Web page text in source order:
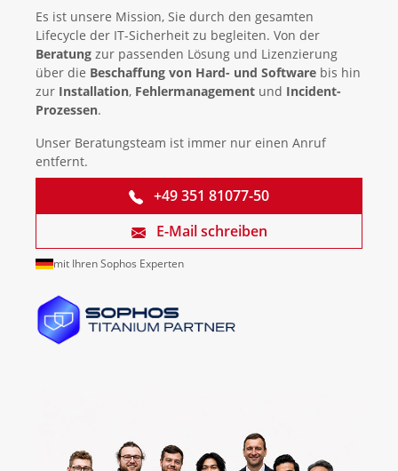
Es ist unsere Mission, Sie durch den gesamten
Lifecycle der IT-Sicherheit zu begleiten. Von der
Beratung zur passenden Lösung und Lizenzierung
über die Beschaffung von Hard- und Software bis hin
zur Installation, Fehlermanagement und Incident-
Prozessen.
Unser Beratungsteam ist immer nur einen Anruf
entfernt.
+49 351 81077-50
E-Mail schreiben
mit Ihren Sophos Experten